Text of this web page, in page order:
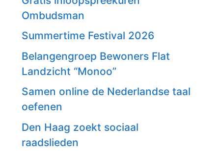
Ombudsman
Summertime Festival 2026
Belangengroep Bewoners Flat
Landzicht “Monoo”
Samen online de Nederlandse taal
oefenen
Den Haag zoekt sociaal
raadslieden